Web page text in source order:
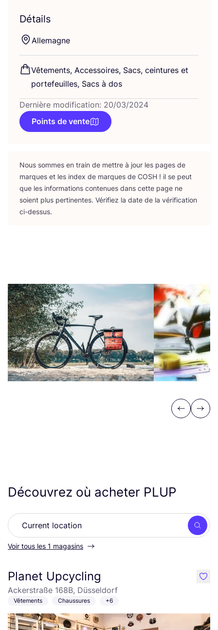
Détails
Alle­magne
Vête­ments, Acces­soires, Sacs, cein­tures et
por­te­feuilles, Sacs à dos
Dernière modification: 20/03/2024
Points de vente
Nous sommes en train de mettre à jour les pages de
marques et les index de marques de COSH ! il se peut
que les infor­ma­tions conte­nues dans cette page ne
soient plus per­ti­nentes. Véri­fiez la date de la véri­fi­ca­tion
ci-dessus.
Previous
Next
Découvrez où acheter PLUP
Voir tous les 1 magasins
Planet Upcycling
Ackerstraße 168B, Düsseldorf
Vêtements Chaussures +6
like